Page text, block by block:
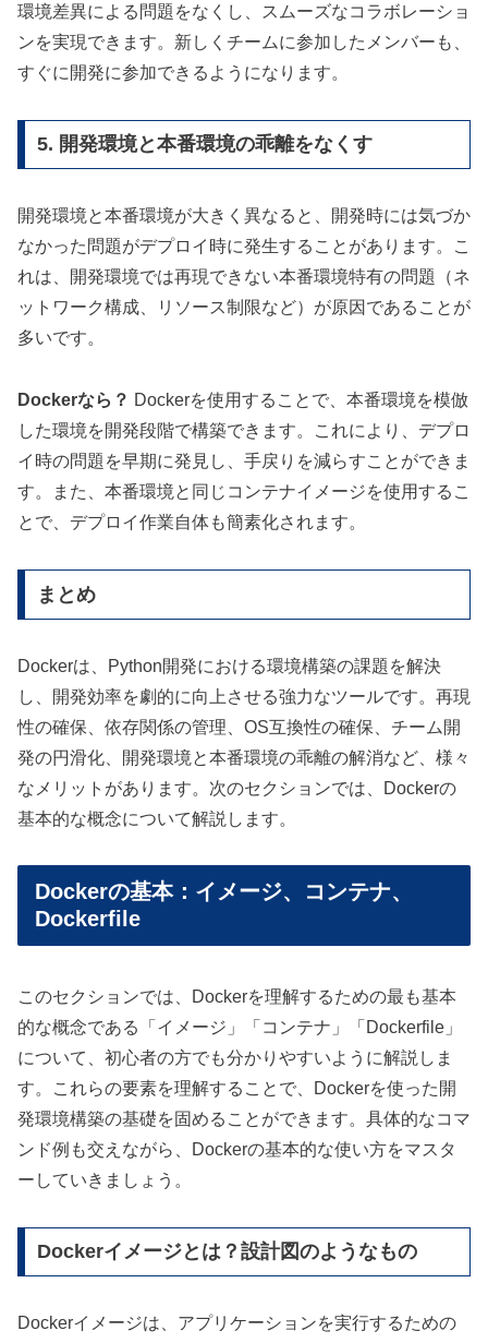
環境差異による問題をなくし、スムーズなコラボレーショ
ンを実現できます。新しくチームに参加したメンバーも、
すぐに開発に参加できるようになります。
5. 開発環境と本番環境の乖離をなくす
開発環境と本番環境が大きく異なると、開発時には気づか
なかった問題がデプロイ時に発生することがあります。こ
れは、開発環境では再現できない本番環境特有の問題（ネ
ットワーク構成、リソース制限など）が原因であることが
多いです。
Dockerなら？ Dockerを使用することで、本番環境を模倣
した環境を開発段階で構築できます。これにより、デプロ
イ時の問題を早期に発見し、手戻りを減らすことができま
す。また、本番環境と同じコンテナイメージを使用するこ
とで、デプロイ作業自体も簡素化されます。
まとめ
Dockerは、Python開発における環境構築の課題を解決
し、開発効率を劇的に向上させる強力なツールです。再現
性の確保、依存関係の管理、OS互換性の確保、チーム開
発の円滑化、開発環境と本番環境の乖離の解消など、様々
なメリットがあります。次のセクションでは、Dockerの
基本的な概念について解説します。
Dockerの基本：イメージ、コンテナ、
Dockerfile
このセクションでは、Dockerを理解するための最も基本
的な概念である「イメージ」「コンテナ」「Dockerfile」
について、初心者の方でも分かりやすいように解説しま
す。これらの要素を理解することで、Dockerを使った開
発環境構築の基礎を固めることができます。具体的なコマ
ンド例も交えながら、Dockerの基本的な使い方をマスタ
ーしていきましょう。
Dockerイメージとは？設計図のようなもの
Dockerイメージは、アプリケーションを実行するための